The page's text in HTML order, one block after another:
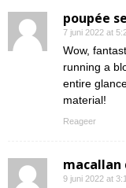
poupée
7 juni 2022 at
Wow,
running a
entire
material!
Reageer
9 juni 2022 at